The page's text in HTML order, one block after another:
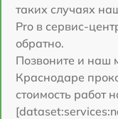
таких случаях
Pro в сервис-
обратно.
Позвоните и наш
Краснодаре
стоимость работ